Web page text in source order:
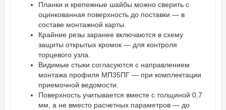
Планки и крепежные шайбы можно сверить с
оцинкованная поверхность до поставки — в
составе монтажной карты.
Крайние резы заранее включаются в схему
защиты открытых кромок — для контроля
торцевого узла.
Видимые стыки согласуются с направлением
монтажа профиля МП35ПГ — при комплектации
приемочной ведомости.
Поверхность учитывается вместе с толщиной 0,7
мм, а не вместо расчетных параметров — до